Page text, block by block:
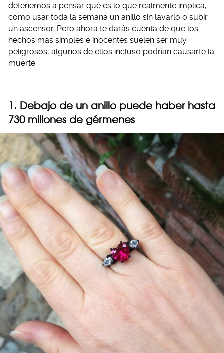
detenemos a pensar qué es lo que realmente implica,
como usar toda la semana un anillo sin lavarlo o subir
un ascensor. Pero ahora te darás cuenta de que los
hechos más simples e inocentes suelen ser muy
peligrosos, algunos de ellos incluso podrían causarte la
muerte.
1. Debajo de un anillo puede haber hasta
730 millones de gérmenes